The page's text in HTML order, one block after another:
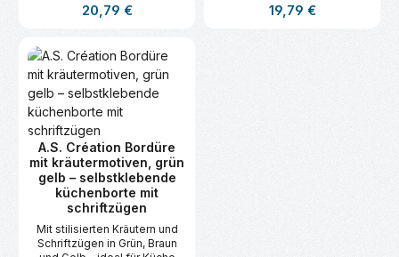
Regulärer Preis:
20,79 €
Regulärer Preis:
19,79 €
A.S. Création Bordüre
mit kräutermotiven, grün
gelb – selbstklebende
küchenborte mit
schriftzügen
Mit stilisierten Kräutern und
Schriftzügen in Grün, Braun